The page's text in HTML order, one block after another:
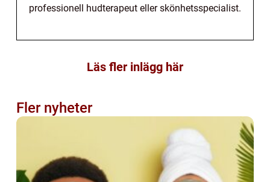
professionell hudterapeut eller skönhetsspecialist.
Läs fler inlägg här
Fler nyheter